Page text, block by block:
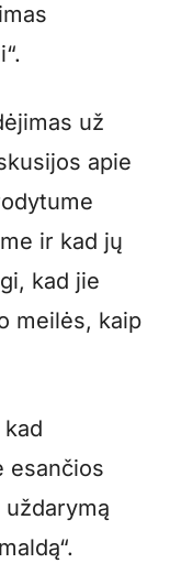
už
apie
ir kad jų
kad jie
meilės, kaip
esančios